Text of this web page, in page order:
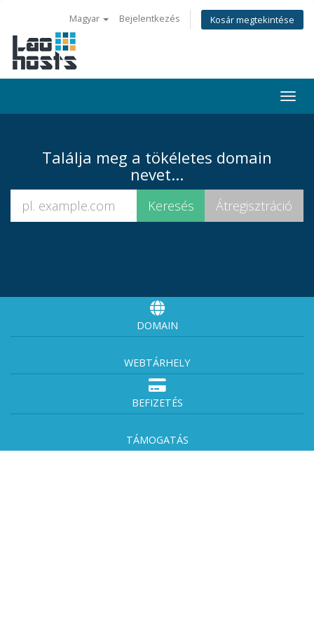
Magyar Bejelentkezés Kosár megtekintése
Találja meg a tökéletes domain
nevet...
DOMAIN
WEBTÁRHELY
BEFIZETÉS
TÁMOGATÁS